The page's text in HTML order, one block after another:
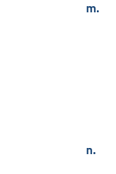
m.
n.